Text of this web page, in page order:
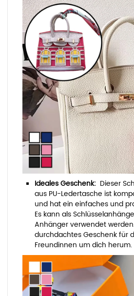
Ideales Geschenk: Dieser
aus PU-Ledertasche ist
und hat ein einfaches und
Es kann als
Anhänger verwendet
durchdachtes Geschenk für
Freundinnen um dich herum.